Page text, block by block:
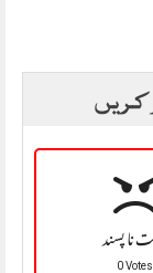
کریں
پسند0 Votes